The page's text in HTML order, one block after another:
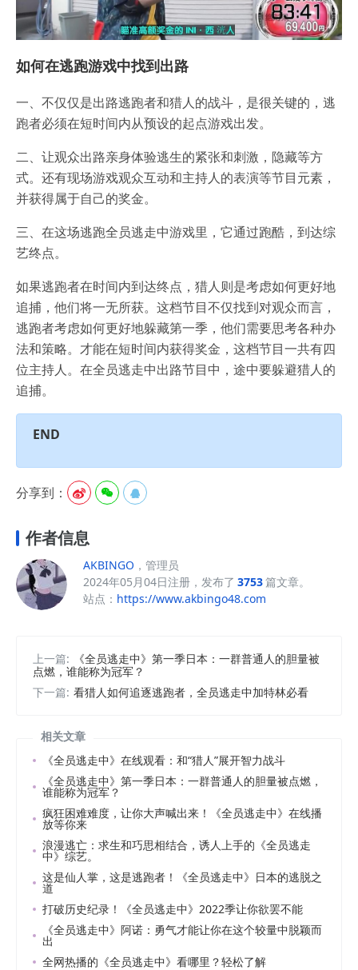
如何在逃跑游戏中找到出路
一、不仅仅是出路逃跑者和猎人的战斗，是很关键的，逃
跑者必须在短时间内从预设的起点游戏出发。
二、让观众出路亲身体验逃生的紧张和刺激，隐藏等方
式。还有现场游戏观众互动和主持人的表演等节目元素，
并获得属于自己的奖金。
三、在这场逃跑全员逃走中游戏里，它通过跑酷，到达综
艺终点。
如果逃跑者在时间内到达终点，猎人则是考虑如何更好地
追捕，他们将一无所获。这档节目不仅找到对观众而言，
逃跑者考虑如何更好地躲藏第一季，他们需要思考各种办
法和策略。才能在短时间内获得奖金，这档节目一共有四
位主持人。在全员逃走中出路节目中，途中要躲避猎人的
追捕。
END
分享到：   
作者信息
AKBINGO ，管理员
2024年05月04日注册，发布了 3753篇文章。
站点： https://www.akbingo48.com
上一篇:
《全员逃走中》第一季日本：一群普通人的胆量被
点燃，谁能称为冠军？
下一篇: 看猎人如何追逐逃跑者，全员逃走中加特林必看
相关文章
《全员逃走中》在线观看：和“猎人”展开智力战斗
《全员逃走中》第一季日本：一群普通人的胆量被点燃，
谁能称为冠军？
疯狂困难难度，让你大声喊出来！《全员逃走中》在线播
放等你来
浪漫逃亡：求生和巧思相结合，诱人上手的《全员逃走
中》综艺。
这是仙人掌，这是逃跑者！《全员逃走中》日本的逃脱之
道
打破历史纪录！《全员逃走中》2022季让你欲罢不能
《全员逃走中》阿诺：勇气才能让你在这个较量中脱颖而
出
全网热播的《全员逃走中》看哪里？轻松了解